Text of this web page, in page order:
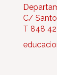
C/
T 848